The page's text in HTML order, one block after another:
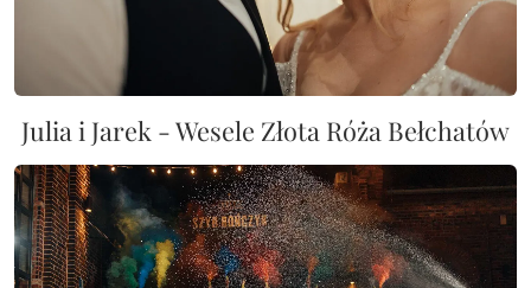
Julia i Jarek - Wesele Złota Róża Bełchatów